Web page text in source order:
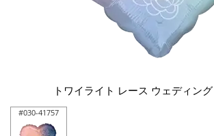
トワイライト レース ウェディン
#030-41757